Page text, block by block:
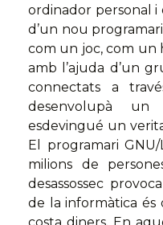
ordinador personal i
d’un nou
com un joc, com un
amb l’ajuda d’un
connectats a
desenvolupà un
esdevingué un
El programari
milions de
desassossec
de la informàtica és